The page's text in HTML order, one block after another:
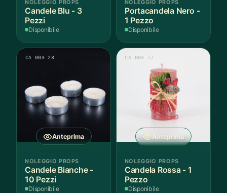
NOLEGGIO PROPS
Candele Blu - 3
Pezzi
Disponibile
NOLEGGIO PROPS
Portacandela Nero -
1 Pezzo
Disponibile
Anteprima
CA 003-23
NOLEGGIO PROPS
Candele Bianche -
10 Pezzi
Disponibile
Anteprima
CA 003-17
NOLEGGIO PROPS
Candela Rossa - 1
Pezzo
Disponibile